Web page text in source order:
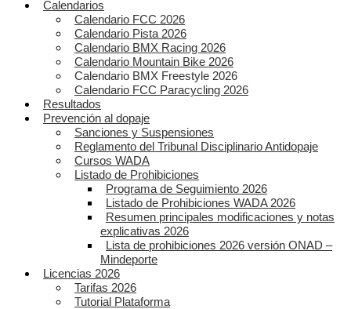
Calendarios
Calendario FCC 2026
Calendario Pista 2026
Calendario BMX Racing 2026
Calendario Mountain Bike 2026
Calendario BMX Freestyle 2026
Calendario FCC Paracycling 2026
Resultados
Prevención al dopaje
Sanciones y Suspensiones
Reglamento del Tribunal Disciplinario Antidopaje
Cursos WADA
Listado de Prohibiciones
Programa de Seguimiento 2026
Listado de Prohibiciones WADA 2026
Resumen principales modificaciones y notas
explicativas 2026
Lista de prohibiciones 2026 versión ONAD –
Mindeporte
Licencias 2026
Tarifas 2026
Tutorial Plataforma